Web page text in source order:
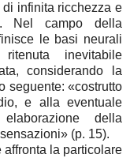
infinita ricchezza e
Nel campo della
le basi neurali
inevitabile
considerando la
seguente: «costrutto
e alla eventuale
della
(p. 15).
affronta la particolare